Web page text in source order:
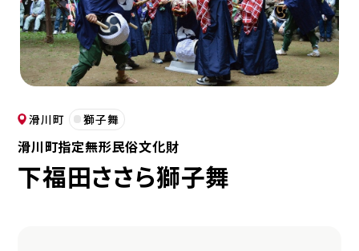
滑川町 獅子舞
滑川町指定無形民俗文化財
下福田ささら獅子舞